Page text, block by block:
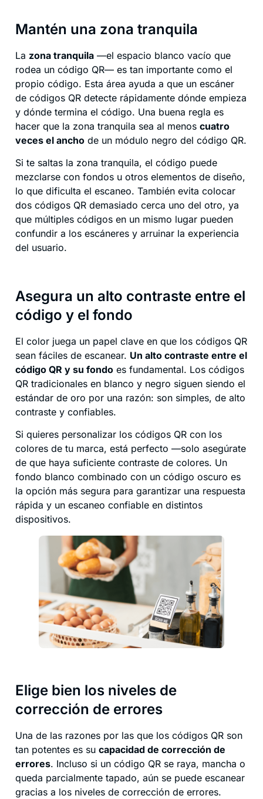
Mantén una zona tranquila
La zona tranquila —el espacio blanco vacío que
rodea un código QR— es tan importante como el
propio código. Esta área ayuda a que un escáner
de códigos QR detecte rápidamente dónde empieza
y dónde termina el código. Una buena regla es
hacer que la zona tranquila sea al menos cuatro
veces el ancho de un módulo negro del código QR.
Si te saltas la zona tranquila, el código puede
mezclarse con fondos u otros elementos de diseño,
lo que dificulta el escaneo. También evita colocar
dos códigos QR demasiado cerca uno del otro, ya
que múltiples códigos en un mismo lugar pueden
confundir a los escáneres y arruinar la experiencia
del usuario.
Asegura un alto contraste entre el
código y el fondo
El color juega un papel clave en que los códigos QR
sean fáciles de escanear. Un alto contraste entre el
código QR y su fondo es fundamental. Los códigos
QR tradicionales en blanco y negro siguen siendo el
estándar de oro por una razón: son simples, de alto
contraste y confiables.
Si quieres personalizar los códigos QR con los
colores de tu marca, está perfecto —solo asegúrate
de que haya suficiente contraste de colores. Un
fondo blanco combinado con un código oscuro es
la opción más segura para garantizar una respuesta
rápida y un escaneo confiable en distintos
dispositivos.
Elige bien los niveles de
corrección de errores
Una de las razones por las que los códigos QR son
tan potentes es su capacidad de corrección de
errores. Incluso si un código QR se raya, mancha o
queda parcialmente tapado, aún se puede escanear
gracias a los niveles de corrección de errores.